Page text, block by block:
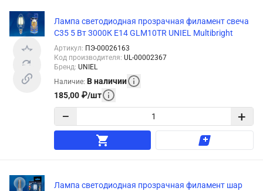
Лампа светодиодная прозрачная филамент свеча
C35 5 Вт 3000К E14 GLM10TR UNIEL Multibright
Артикул: ПЭ-00026163
Код производителя: UL-00002367
Бренд: UNIEL
Наличие: В наличии
185,00 ₽/шт
− +
Лампа светодиодная прозрачная филамент шар